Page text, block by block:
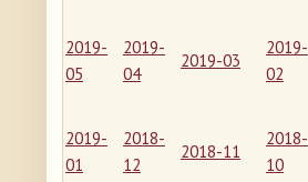
2019-
05
2019-
04
2019-03
2019-
02
2019-
01
2018-
12
2018-11
2018-
10